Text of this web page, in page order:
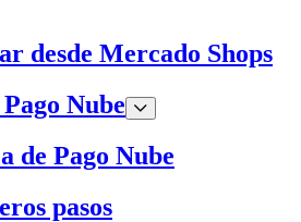
desde Mercado Shops
Nube
de Pago Nube
pasos